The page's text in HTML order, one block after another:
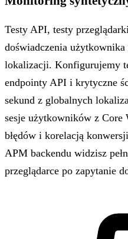
Testy API, testy
doświadczenia użytkownika
lokalizacji. Konfigurujemy
endpointy API i krytyczne
sekund z globalnych
sesje użytkowników z Core
błędów i korelacją
APM backendu widzisz
przeglądarce po zapytanie